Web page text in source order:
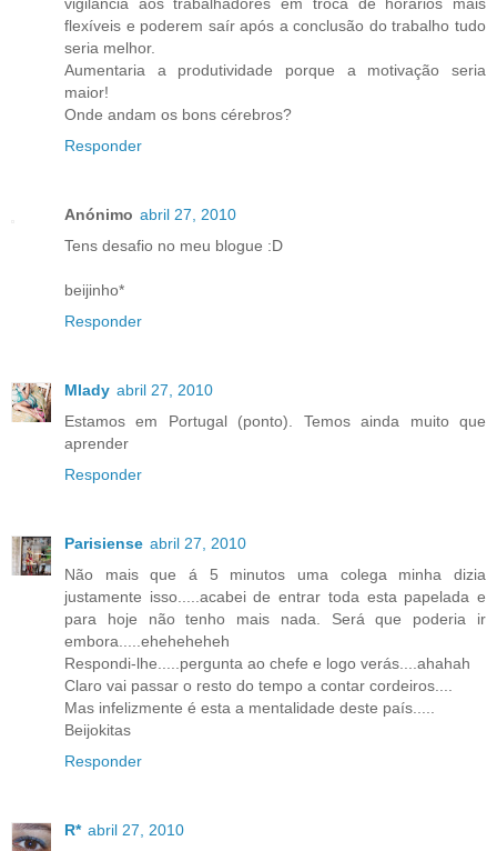
flexíveis e poderem saír após a conclusão do trabalho tudo
seria melhor.
Aumentaria a produtividade porque a motivação seria
maior!
Onde andam os bons cérebros?
Responder
Anónimo abril 27, 2010
Tens desafio no meu blogue :D
beijinho*
Responder
Mlady abril 27, 2010
Estamos em Portugal (ponto). Temos ainda muito que
aprender
Responder
Parisiense abril 27, 2010
Não mais que á 5 minutos uma colega minha dizia
justamente isso.....acabei de entrar toda esta papelada e
para hoje não tenho mais nada. Será que poderia ir
embora.....eheheheheh
Respondi-lhe.....pergunta ao chefe e logo verás....ahahah
Claro vai passar o resto do tempo a contar cordeiros....
Mas infelizmente é esta a mentalidade deste país.....
Beijokitas
Responder
R* abril 27, 2010